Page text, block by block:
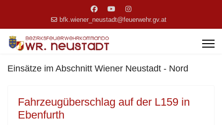
bfk.wiener_neustadt@feuerwehr.gv.at
Einsätze im Abschnitt Wiener Neustadt - Nord
Fahrzeugüberschlag auf der L159 in
Ebenfurth